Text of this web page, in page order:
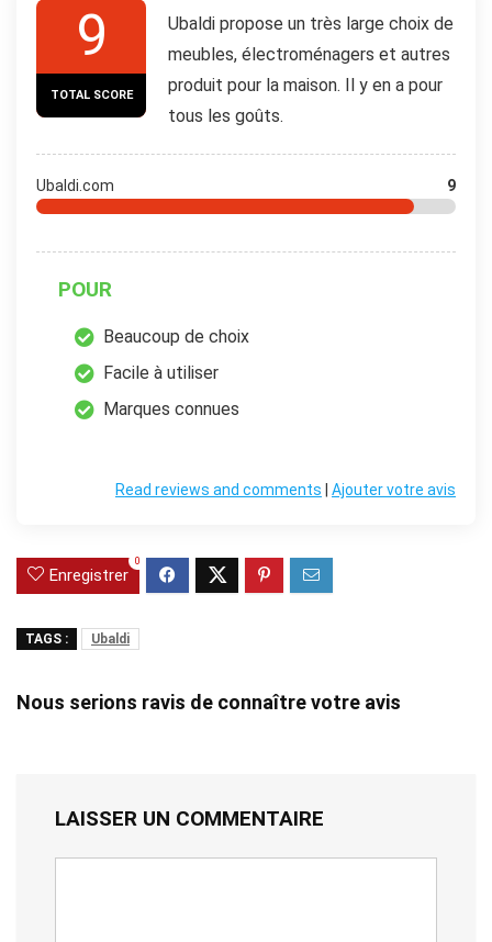
9
TOTAL SCORE
Ubaldi propose un très large choix de
meubles, électroménagers et autres
produit pour la maison. Il y en a pour
tous les goûts.
Ubaldi.com 9
POUR
Beaucoup de choix
Facile à utiliser
Marques connues
Ajouter votre avis
Read reviews and comments
Enregistrer
0
TAGS : Ubaldi
Nous serions ravis de connaître votre avis
LAISSER UN COMMENTAIRE